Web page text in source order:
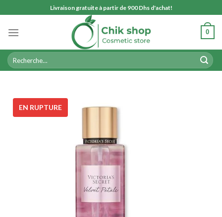
to
content
Livraison gratuite à partir de 900 Dhs d'achat!
0
Recherche
pour :
EN RUPTURE